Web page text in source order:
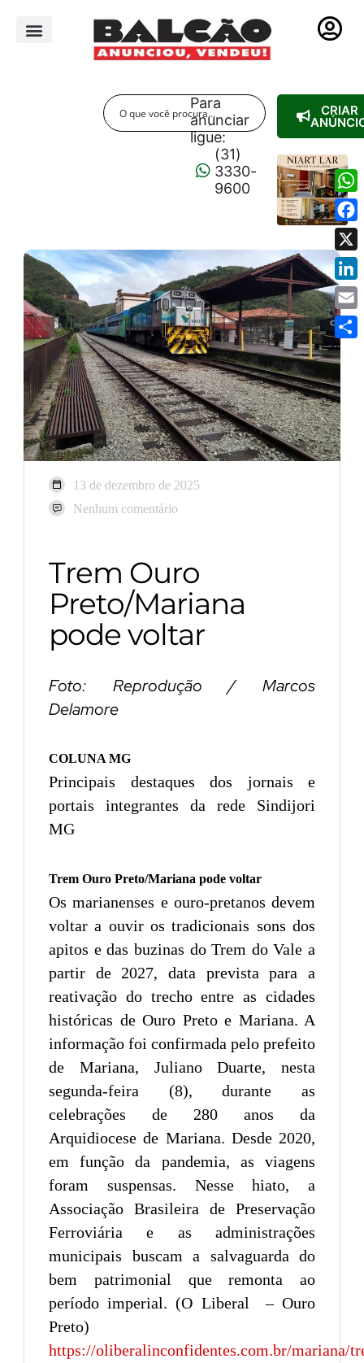
Para
anunciar
ligue:
(31)
3330-
9600
CRIAR
13 de dezembro de 2025
Nenhum comentário
Trem Ouro
Preto/Mariana
pode voltar
Foto: Reprodução / Marcos
Delamore
COLUNA MG
Principais destaques dos jornais e
portais integrantes da rede Sindijori
MG
Trem Ouro Preto/Mariana pode voltar
Os marianenses e ouro-pretanos devem
voltar a ouvir os tradicionais sons dos
apitos e das buzinas do Trem do Vale a
partir de 2027, data prevista para a
reativação do trecho entre as cidades
históricas de Ouro Preto e Mariana. A
informação foi confirmada pelo prefeito
de Mariana, Juliano Duarte, nesta
segunda-feira (8), durante as
celebrações de 280 anos da
Arquidiocese de Mariana. Desde 2020,
em função da pandemia, as viagens
foram suspensas. Nesse hiato, a
Associação Brasileira de Preservação
Ferroviária e as administrações
municipais buscam a salvaguarda do
bem patrimonial que remonta ao
período imperial. (O Liberal – Ouro
Preto)
https://oliberalinconfidentes.com.br/mariana/
X